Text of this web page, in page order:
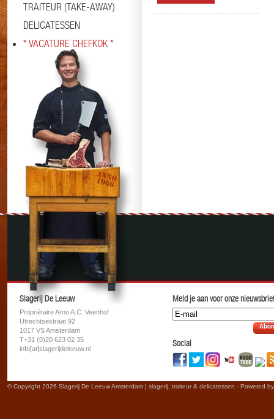
TRAITEUR (TAKE-AWAY)
DELICATESSEN
* VACATURE CHEFKOK *
Slagerij De Leeuw
Propriétaire Arno A.C. Veenhof
Utrechtsestraat 92
1017 VS Amsterdam
T+31 (0)20 623 02 35
info[at]slagerijdeleeuw.nl
Meld je aan voor onze
Social
© Copyright 2026 Slagerij De Leeuw Amsterdam | slagerij, traiteur & delicatessen - Powered